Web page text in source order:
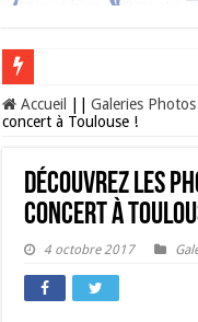
Les Nocturnes de la Cité de
Accueil Galeries Photos
concert à Toulouse !
Découvrez les
concert à
4 octobre 2017